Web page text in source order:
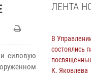
силовую
ЛЕНТА
В
состоялись
К. Яковлева